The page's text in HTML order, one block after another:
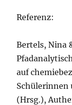
Referenz:
Bertels, Nina
auf
Schülerinnen
(Hrsg.),